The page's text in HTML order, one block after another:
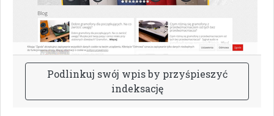
Podlinkuj swój wpisby przyśpieszyć
indeksację